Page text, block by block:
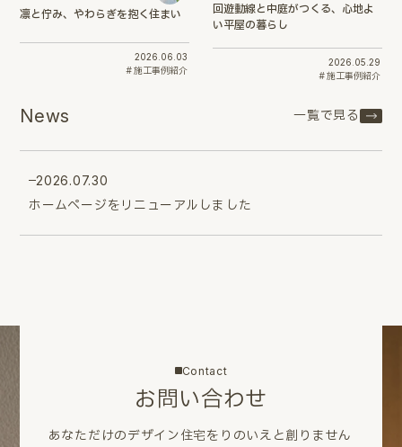
凛と佇み、やわらぎを抱く住まい
2026.06.03
施工事例紹介
回遊動線と中庭がつくる、心地よ
い平屋の暮らし
2026.05.29
施工事例紹介
News 一覧で見る
2026.07.30
ホームページをリニューアルしました
Contact
お問い合わせ
あなただけのデザイン住宅をりのいえと創りません